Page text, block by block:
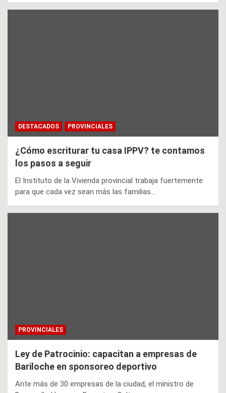
DESTACADOS PROVINCIALES
¿Cómo escriturar tu casa IPPV? te contamos
los pasos a seguir
El Instituto de la Vivienda provincial trabaja fuertemente
para que cada vez sean más las familias…
PROVINCIALES
Ley de Patrocinio: capacitan a empresas de
Bariloche en sponsoreo deportivo
Ante más de 30 empresas de la ciudad, el ministro de